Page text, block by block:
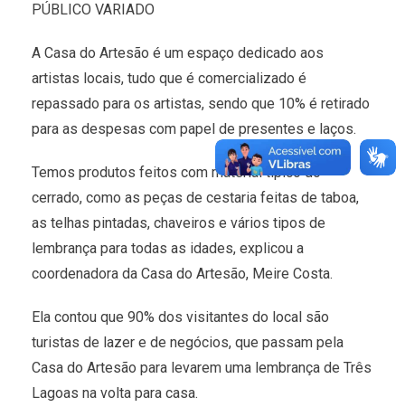
PÚBLICO VARIADO
A Casa do Artesão é um espaço dedicado aos
artistas locais, tudo que é comercializado é
repassado para os artistas, sendo que 10% é retirado
para as despesas com papel de presentes e laços.
Temos produtos feitos com material típico do
cerrado, como as peças de cestaria feitas de taboa,
as telhas pintadas, chaveiros e vários tipos de
lembrança para todas as idades, explicou a
coordenadora da Casa do Artesão, Meire Costa.
Ela contou que 90% dos visitantes do local são
turistas de lazer e de negócios, que passam pela
Casa do Artesão para levarem uma lembrança de Três
Lagoas na volta para casa.